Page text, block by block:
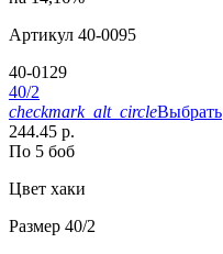
Артикул 40-0095
40-0129
40/2
checkmark_alt_circleВыбрать
244.45 р.
По 5 боб
Цвет хаки
Размер 40/2